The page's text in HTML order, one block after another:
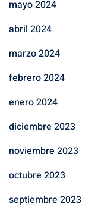
mayo 2024
abril 2024
marzo 2024
febrero 2024
enero 2024
diciembre 2023
noviembre 2023
octubre 2023
septiembre 2023